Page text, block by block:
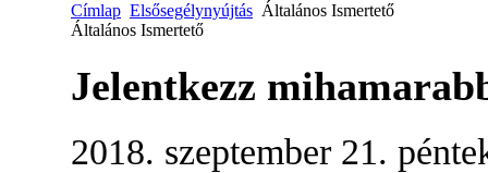
Címlap Elsősegélynyújtás Általános Ismertető
Általános Ismertető
Jelentkezz
2018. szeptember 21.